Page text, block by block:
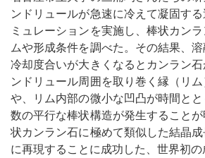
ンドリュールが急速に冷えて凝固す
ミュレーションを実施し、棒状カン
ムや形成条件を調べた。その結果、
冷却度合いが大きくなるとカンラン
ンドリュール周囲を取り巻く縁（リ
や、リム内部の微小な凹凸が時間と
数の平行な棒状構造が発生すること
状カンラン石に極めて類似した結晶
に再現することに成功した、世界初の